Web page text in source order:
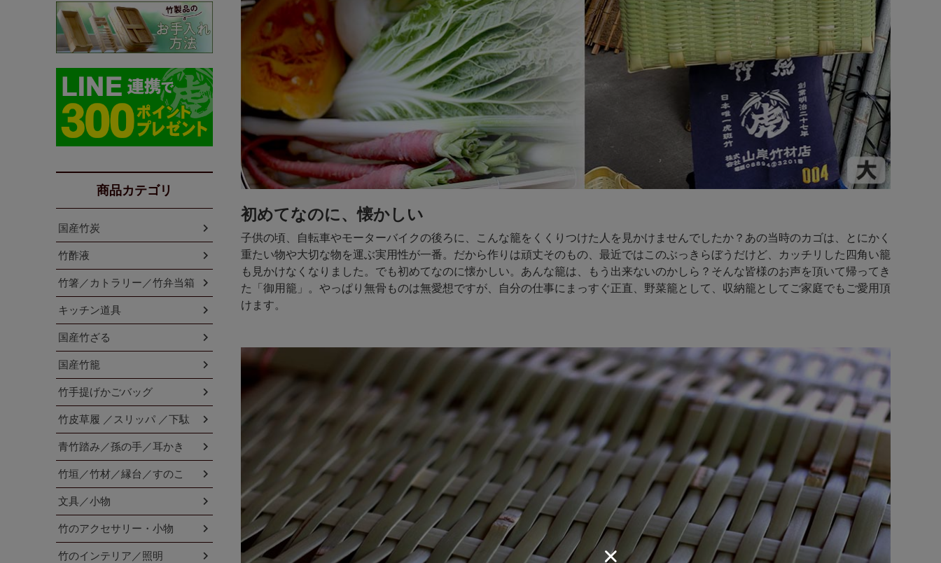
初めてなのに、懐かしい
子供の頃、自転車やモーターバイクの後ろに、こんな籠をくくりつけた人を見かけませんでしたか？あの当時のカゴは、とにかく
重たい物や大切な物を運ぶ実用性が一番。だから作りは頑丈そのもの、最近ではこのぶっきらぼうだけど、カッチリした四角い籠
も見かけなくなりました。でも初めてなのに懐かしい。あんな籠は、もう出来ないのかしら？そんな皆様のお声を頂いて帰ってき
た「御用籠」。やっぱり無骨ものは無愛想ですが、自分の仕事にまっすぐ正直、野菜籠として、収納籠としてご家庭でもご愛用頂
けます。
商品カテゴリ
国産竹炭
竹酢液
竹箸／カトラリー／竹弁当箱
キッチン道具
国産竹ざる
国産竹籠
竹手提げかごバッグ
竹皮草履 ／スリッパ ／下駄
青竹踏み／孫の手／耳かき
竹垣／竹材／縁台／すのこ
文具／小物
竹のアクセサリー・小物
竹のインテリア／照明